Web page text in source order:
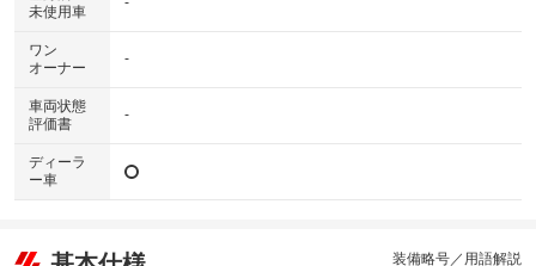
未使用車
ワン
オーナー
-
車両状態
評価書
-
ディーラ
ー車
装備略号／用語解説